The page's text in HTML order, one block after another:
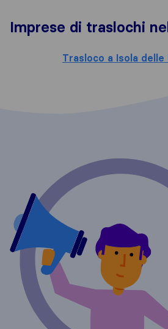
Imprese di traslochi
Trasloco a Isola delle